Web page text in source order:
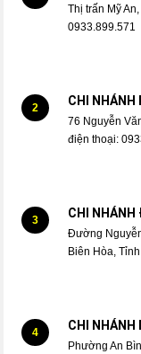
Thị trấn Mỹ
0933.899.571
2 CHI NHÁNH
76 Nguyễn
điện thoại:
3 CHI NHÁNH
Đường
Biên Hòa,
4 CHI NHÁNH
Phường An